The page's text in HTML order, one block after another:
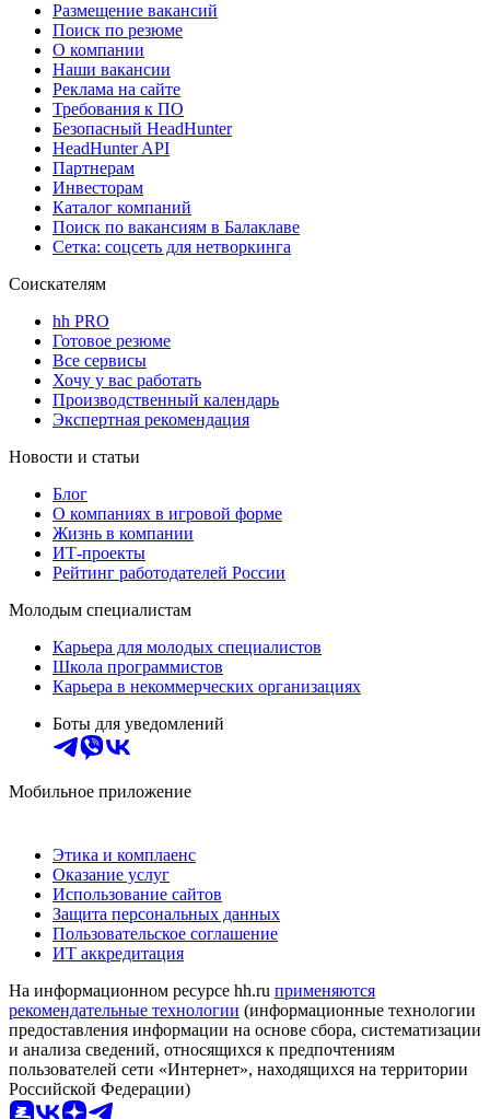
Размещение вакансий
Поиск по резюме
О компании
Наши вакансии
Реклама на сайте
Требования к ПО
Безопасный HeadHunter
HeadHunter API
Партнерам
Инвесторам
Каталог компаний
Поиск по вакансиям в Балаклаве
Сетка: соцсеть для нетворкинга
Соискателям
hh PRO
Готовое резюме
Все сервисы
Хочу у вас работать
Производственный календарь
Экспертная рекомендация
Новости и статьи
Блог
О компаниях в игровой форме
Жизнь в компании
ИТ-проекты
Рейтинг работодателей России
Молодым специалистам
Карьера для молодых специалистов
Школа программистов
Карьера в некоммерческих организациях
Боты для уведомлений
Мобильное приложение
Этика и комплаенс
Оказание услуг
Использование сайтов
Защита персональных данных
Пользовательское соглашение
ИТ аккредитация
На информационном ресурсе hh.ru применяются
рекомендательные технологии (информационные технологии
предоставления информации на основе сбора, систематизации
и анализа сведений, относящихся к предпочтениям
пользователей сети «Интернет», находящихся на территории
Российской Федерации)